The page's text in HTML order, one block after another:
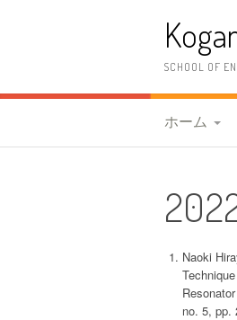
へ
ッ
SCHOOL OF
ホーム
2026年
2023年
内情報
Naoki
no. 5, pp.